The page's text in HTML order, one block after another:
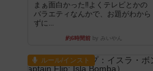
まぁ面白かった‼️よくテレビとかの
バラエティなんかで、お題がわから
ずに...
約6時間前by みいやん
ルール/インスト